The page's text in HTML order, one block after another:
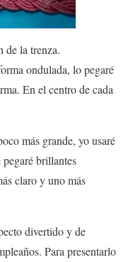
de la trenza.
ondulada, lo pegaré
En el centro de cada
más grande, yo usaré
brillantes
claro y uno más
divertido y de
Para presentarlo